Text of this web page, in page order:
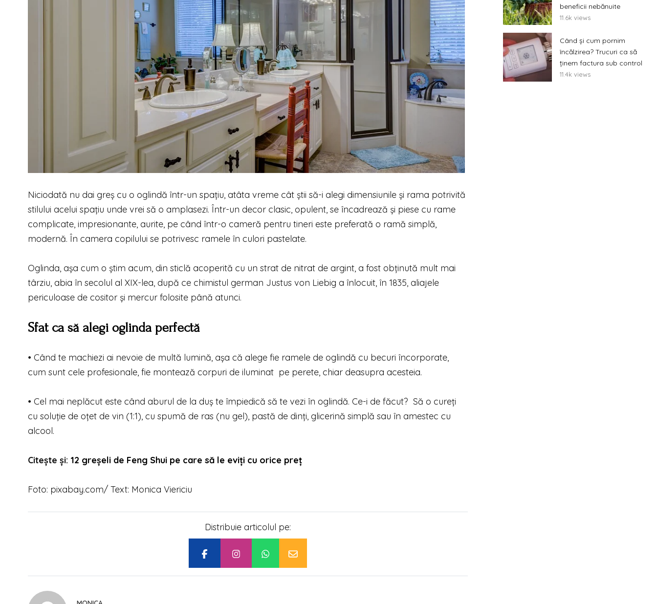
Niciodată nu dai greș cu o oglindă într-un spațiu, atâta vreme cât știi să-i alegi dimensiunile și rama potrivită
stilului acelui spațiu unde vrei să o amplasezi. Într-un decor clasic, opulent, se încadrează și piese cu rame
complicate, impresionante, aurite, pe când într-o cameră pentru tineri este preferată o ramă simplă,
modernă. În camera copilului se potrivesc ramele în culori pastelate.
Oglinda, așa cum o știm acum, din sticlă acoperită cu un strat de nitrat de argint, a fost obținută mult mai
târziu, abia în secolul al XIX-lea, după ce chimistul german Justus von Liebig a înlocuit, în 1835, aliajele
periculoase de cositor și mercur folosite până atunci.
Sfat ca să alegi oglinda perfectă
• Când te machiezi ai nevoie de multă lumină, așa că alege fie ramele de oglindă cu becuri încorporate,
cum sunt cele profesionale, fie montează corpuri de iluminat pe perete, chiar deasupra acesteia.
• Cel mai neplăcut este când aburul de la duș te împiedică să te vezi în oglindă. Ce-i de făcut? Să o cureți
cu soluție de oțet de vin (1:1), cu spumă de ras (nu gel), pastă de dinți, glicerină simplă sau în amestec cu
alcool.
Citește și: 12 greșeli de Feng Shui pe care să le eviți cu orice preț
Foto: pixabay.com/ Text: Monica Viericiu
Distribuie articolul pe:
beneficii nebănuite
11.6k views
Când și cum pornim
încălzirea? Trucuri ca să
ținem factura sub control
11.4k views